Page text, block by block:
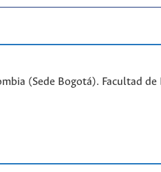
(Sede Bogotá). Facultad de